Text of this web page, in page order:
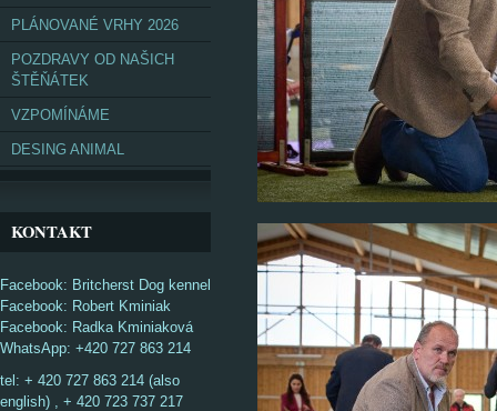
PLÁNOVANÉ VRHY 2026
POZDRAVY OD NAŠICH
ŠTĚŇÁTEK
VZPOMÍNÁME
DESING ANIMAL
KONTAKT
Facebook: Britcherst Dog kennel
Facebook: Robert Kminiak
Facebook: Radka Kminiaková
WhatsApp: +420 727 863 214
tel: + 420 727 863 214 (also
english) , + 420 723 737 217